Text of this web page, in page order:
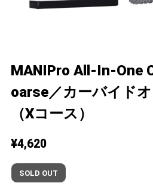
MANIPro All-In-One
oarse／カーバイド
（Xコース）
¥4,620
SOLD OUT